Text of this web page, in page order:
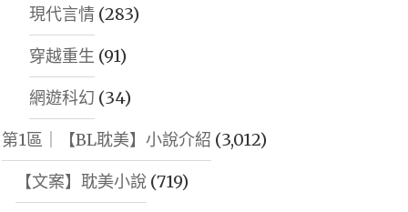
現代言情(283)
穿越重生 (91)
網遊科幻 (34)
第1區｜【BL耽美】小說介紹 (3,012)
【文案】耽美小說(719)